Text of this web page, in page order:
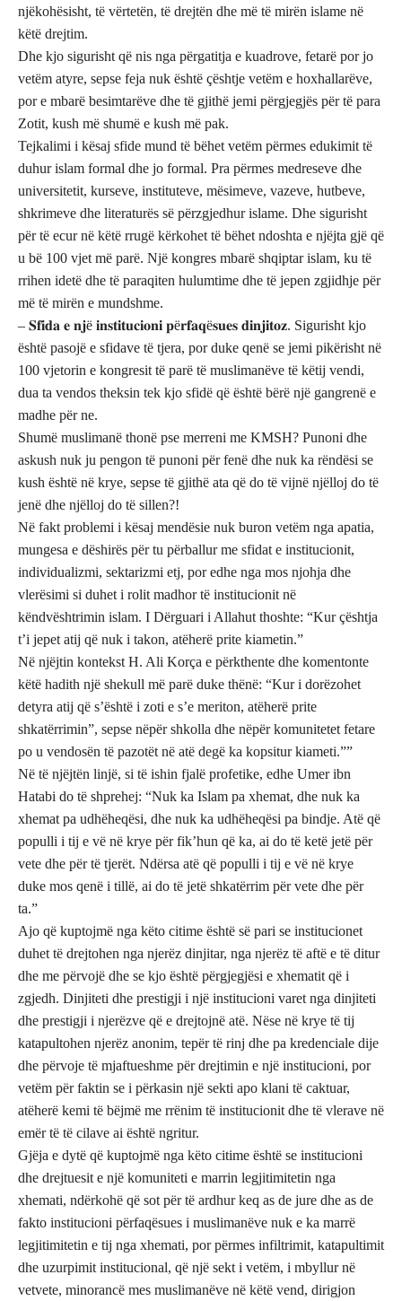
njëkohësisht, të vërtetën, të drejtën dhe më të mirën islame në
këtë drejtim.
Dhe kjo sigurisht që nis nga përgatitja e kuadrove, fetarë por jo
vetëm atyre, sepse feja nuk është çështje vetëm e hoxhallarëve,
por e mbarë besimtarëve dhe të gjithë jemi përgjegjës për të para
Zotit, kush më shumë e kush më pak.
Tejkalimi i kësaj sfide mund të bëhet vetëm përmes edukimit të
duhur islam formal dhe jo formal. Pra përmes medreseve dhe
universitetit, kurseve, instituteve, mësimeve, vazeve, hutbeve,
shkrimeve dhe literaturës së përzgjedhur islame. Dhe sigurisht
për të ecur në këtë rrugë kërkohet të bëhet ndoshta e njëjta gjë që
u bë 100 vjet më parë. Një kongres mbarë shqiptar islam, ku të
rrihen idetë dhe të paraqiten hulumtime dhe të jepen zgjidhje për
më të mirën e mundshme.
– 𝐒𝐟𝐢𝐝𝐚 𝐞 𝐧𝐣ë 𝐢𝐧𝐬𝐭𝐢𝐭𝐮𝐜𝐢𝐨𝐧𝐢 𝐩ë𝐫𝐟𝐚𝐪ë𝐬𝐮𝐞𝐬 𝐝𝐢𝐧𝐣𝐢𝐭𝐨𝐳. Sigurisht kjo
është pasojë e sfidave të tjera, por duke qenë se jemi pikërisht në
100 vjetorin e kongresit të parë të muslimanëve të këtij vendi,
dua ta vendos theksin tek kjo sfidë që është bërë një gangrenë e
madhe për ne.
Shumë muslimanë thonë pse merreni me KMSH? Punoni dhe
askush nuk ju pengon të punoni për fenë dhe nuk ka rëndësi se
kush është në krye, sepse të gjithë ata që do të vijnë njëlloj do të
jenë dhe njëlloj do të sillen?!
Në fakt problemi i kësaj mendësie nuk buron vetëm nga apatia,
mungesa e dëshirës për tu përballur me sfidat e institucionit,
individualizmi, sektarizmi etj, por edhe nga mos njohja dhe
vlerësimi si duhet i rolit madhor të institucionit në
këndvështrimin islam. I Dërguari i Allahut thoshte: “Kur çështja
t’i jepet atij që nuk i takon, atëherë prite kiametin.”
Në njëjtin kontekst H. Ali Korça e përkthente dhe komentonte
këtë hadith një shekull më parë duke thënë: “Kur i dorëzohet
detyra atij që s’është i zoti e s’e meriton, atëherë prite
shkatërrimin”, sepse nëpër shkolla dhe nëpër komunitetet fetare
po u vendosën të pazotët në atë degë ka kopsitur kiameti.””
Në të njëjtën linjë, si të ishin fjalë profetike, edhe Umer ibn
Hatabi do të shprehej: “Nuk ka Islam pa xhemat, dhe nuk ka
xhemat pa udhëheqësi, dhe nuk ka udhëheqësi pa bindje. Atë që
populli i tij e vë në krye për fik’hun që ka, ai do të ketë jetë për
vete dhe për të tjerët. Ndërsa atë që populli i tij e vë në krye
duke mos qenë i tillë, ai do të jetë shkatërrim për vete dhe për
ta.”
Ajo që kuptojmë nga këto citime është së pari se institucionet
duhet të drejtohen nga njerëz dinjitar, nga njerëz të aftë e të ditur
dhe me përvojë dhe se kjo është përgjegjësi e xhematit që i
zgjedh. Dinjiteti dhe prestigji i një institucioni varet nga dinjiteti
dhe prestigji i njerëzve që e drejtojnë atë. Nëse në krye të tij
katapultohen njerëz anonim, tepër të rinj dhe pa kredenciale dije
dhe përvoje të mjaftueshme për drejtimin e një institucioni, por
vetëm për faktin se i përkasin një sekti apo klani të caktuar,
atëherë kemi të bëjmë me rrënim të institucionit dhe të vlerave në
emër të të cilave ai është ngritur.
Gjëja e dytë që kuptojmë nga këto citime është se institucioni
dhe drejtuesit e një komuniteti e marrin legjitimitetin nga
xhemati, ndërkohë që sot për të ardhur keq as de jure dhe as de
fakto institucioni përfaqësues i muslimanëve nuk e ka marrë
legjitimitetin e tij nga xhemati, por përmes infiltrimit, katapultimit
dhe uzurpimit institucional, që një sekt i vetëm, i mbyllur në
vetvete, minorancë mes muslimanëve në këtë vend, dirigjon